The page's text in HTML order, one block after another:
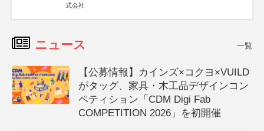
式会社
ニュース 一覧
【公募情報】カインズ×コクヨ×VUILD
がタッグ、家具・木工品デザインコン
ペティション「CDM Digi Fab
COMPETITION 2026」を初開催